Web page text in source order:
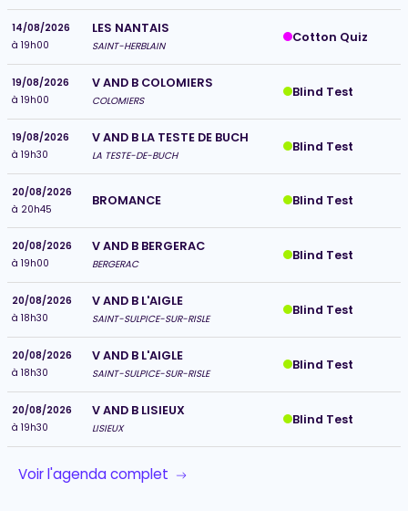
14/08/2026
à 19h00
LES NANTAIS
SAINT-HERBLAIN
Cotton Quiz
19/08/2026
à 19h00
V AND B COLOMIERS
COLOMIERS
Blind Test
19/08/2026
à 19h30
V AND B LA TESTE DE BUCH
LA TESTE-DE-BUCH
Blind Test
20/08/2026
à 20h45
BROMANCE Blind Test
20/08/2026
à 19h00
V AND B BERGERAC
BERGERAC
Blind Test
20/08/2026
à 18h30
V AND B L'AIGLE
SAINT-SULPICE-SUR-RISLE
Blind Test
20/08/2026
à 18h30
V AND B L'AIGLE
SAINT-SULPICE-SUR-RISLE
Blind Test
20/08/2026
à 19h30
V AND B LISIEUX
LISIEUX
Blind Test
Voir l'agenda complet